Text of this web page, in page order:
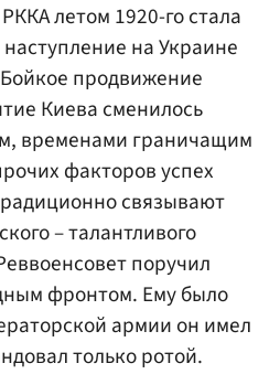
летом 1920-го стала
на Украине
продвижение
Киева сменилось
временами граничащим
факторов успех
связывают
– талантливого
поручил
фронтом. Ему было
армии он имел
только ротой.